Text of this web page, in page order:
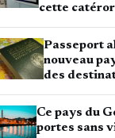
cette
Passeport
nouveau
des
Ce pays du
portes sans